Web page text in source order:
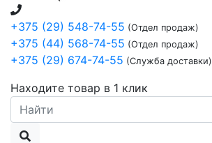
+375 (29) 548-74-55 (Отдел продаж)
+375 (44) 568-74-55 (Отдел продаж)
+375 (29) 674-74-55 (Служба доставки)
Находите товар в 1 клик